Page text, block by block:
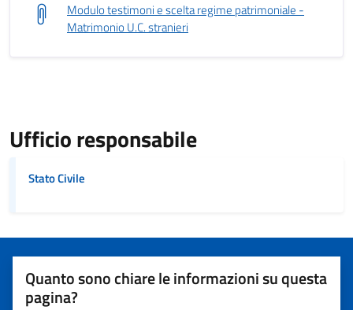
Modulo testimoni e scelta regime patrimoniale -
Matrimonio U.C. stranieri
Ufficio responsabile
Stato Civile
Quanto sono chiare le informazioni su questa
pagina?